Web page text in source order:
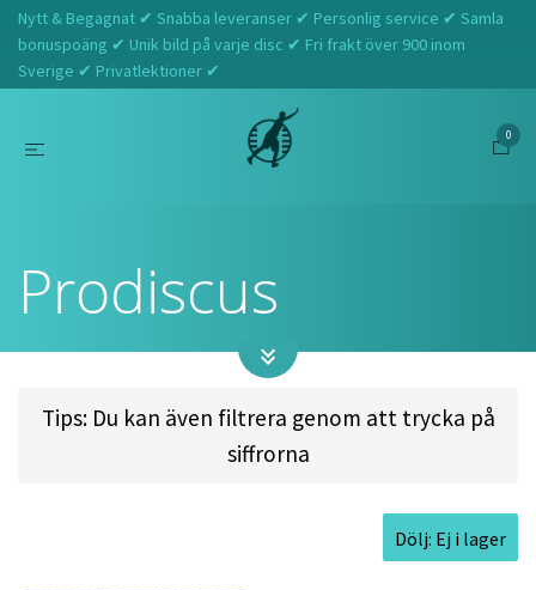
Nytt & Begagnat ✔ Snabba leveranser ✔ Personlig service ✔ Samla
bonuspoäng ✔ Unik bild på varje disc ✔ Fri frakt över 900 inom
Sverige ✔ Privatlektioner ✔
0
Prodiscus
Tips: Du kan även filtrera genom att trycka på
siffrorna
Dölj: Ej i lager